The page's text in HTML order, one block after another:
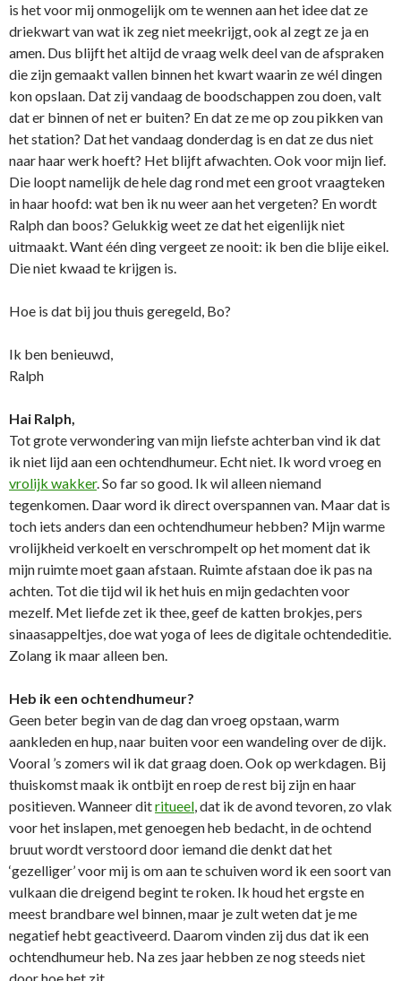
is het voor mij onmogelijk om te wennen aan het idee dat ze
driekwart van wat ik zeg niet meekrijgt, ook al zegt ze ja en
amen. Dus blijft het altijd de vraag welk deel van de afspraken
die zijn gemaakt vallen binnen het kwart waarin ze wél dingen
kon opslaan. Dat zij vandaag de boodschappen zou doen, valt
dat er binnen of net er buiten? En dat ze me op zou pikken van
het station? Dat het vandaag donderdag is en dat ze dus niet
naar haar werk hoeft? Het blijft afwachten. Ook voor mijn lief.
Die loopt namelijk de hele dag rond met een groot vraagteken
in haar hoofd: wat ben ik nu weer aan het vergeten? En wordt
Ralph dan boos? Gelukkig weet ze dat het eigenlijk niet
uitmaakt. Want één ding vergeet ze nooit: ik ben die blije eikel.
Die niet kwaad te krijgen is.
Hoe is dat bij jou thuis geregeld, Bo?
Ik ben benieuwd,
Ralph
Hai Ralph,
Tot grote verwondering van mijn liefste achterban vind ik dat
ik niet lijd aan een ochtendhumeur. Echt niet. Ik word vroeg en
vrolijk wakker. So far so good. Ik wil alleen niemand
tegenkomen. Daar word ik direct overspannen van. Maar dat is
toch iets anders dan een ochtendhumeur hebben? Mijn warme
vrolijkheid verkoelt en verschrompelt op het moment dat ik
mijn ruimte moet gaan afstaan. Ruimte afstaan doe ik pas na
achten. Tot die tijd wil ik het huis en mijn gedachten voor
mezelf. Met liefde zet ik thee, geef de katten brokjes, pers
sinaasappeltjes, doe wat yoga of lees de digitale ochtendeditie.
Zolang ik maar alleen ben.
Heb ik een ochtendhumeur?
Geen beter begin van de dag dan vroeg opstaan, warm
aankleden en hup, naar buiten voor een wandeling over de dijk.
Vooral ’s zomers wil ik dat graag doen. Ook op werkdagen. Bij
thuiskomst maak ik ontbijt en roep de rest bij zijn en haar
positieven. Wanneer ditritueel, dat ik de avond tevoren, zo vlak
voor het inslapen, met genoegen heb bedacht, in de ochtend
bruut wordt verstoord door iemand die denkt dat het
‘gezelliger’ voor mij is om aan te schuiven word ik een soort van
vulkaan die dreigend begint te roken. Ik houd het ergste en
meest brandbare wel binnen, maar je zult weten dat je me
negatief hebt geactiveerd. Daarom vinden zij dus dat ik een
ochtendhumeur heb. Na zes jaar hebben ze nog steeds niet